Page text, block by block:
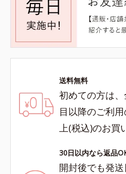
送料無料
初めての方は
目以降のご利
上(税込)のお
30日以内なら返品
開封後でも発